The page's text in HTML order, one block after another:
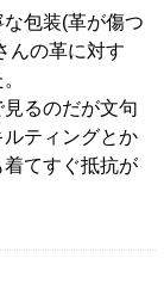
包装(革が傷つ
んの革に対す
るのだが文句
ティングとか
てすぐ抵抗が